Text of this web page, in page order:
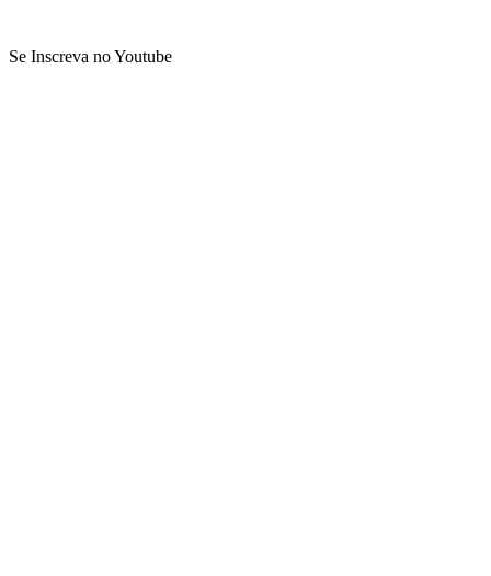
Se Inscreva no Youtube